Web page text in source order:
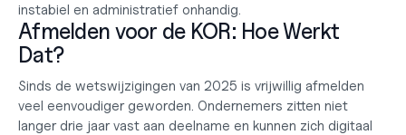
instabiel en administratief onhandig.
Afmelden voor de KOR: Hoe Werkt
Dat?
Sinds de wetswijzigingen van 2025 is vrijwillig afmelden
veel eenvoudiger geworden. Ondernemers zitten niet
langer drie jaar vast aan deelname en kunnen zich digitaal